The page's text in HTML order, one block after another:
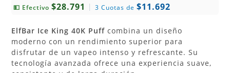
💵 Efectivo$28.791 | 3 Cuotas de$11.692
ElfBar Ice King 40K Puff combina un diseño
moderno con un rendimiento superior para
disfrutar de un vapeo intenso y refrescante. Su
tecnología avanzada ofrece una experiencia suave,